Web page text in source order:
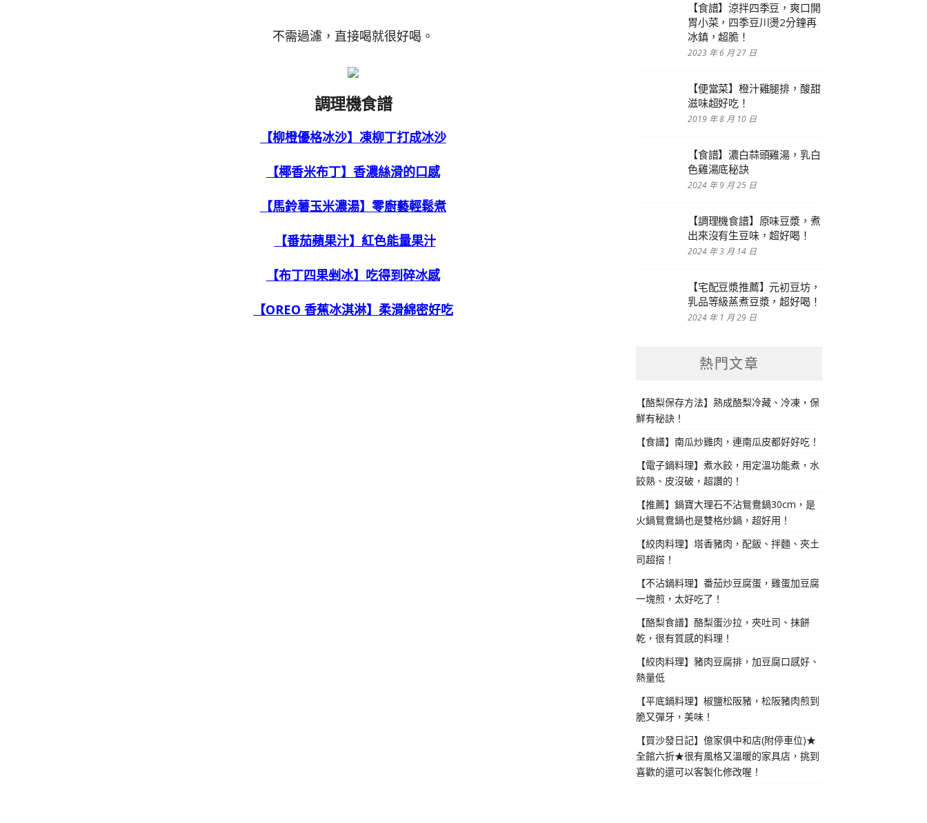
不需過濾，直接喝就很好喝。
調理機食譜
【柳橙優格冰沙】凍柳丁打成冰沙
【椰香米布丁】香濃絲滑的口感
【馬鈴薯玉米濃湯】零廚藝輕鬆煮
【番茄蘋果汁】紅色能量果汁
【布丁四果剉冰】吃得到碎冰感
【OREO 香蕉冰淇淋】柔滑綿密好吃
【食譜】涼拌四季豆，爽口開
胃小菜，四季豆川燙2分鐘再
冰鎮，超脆！
2023 年 6 月 27 日
【便當菜】橙汁雞腿排，酸甜
滋味超好吃！
2019 年 8 月 10 日
【食譜】濃白蒜頭雞湯，乳白
色雞湯底秘訣
2024 年 9 月 25 日
【調理機食譜】原味豆漿，煮
出來沒有生豆味，超好喝！
2024 年 3 月 14 日
【宅配豆漿推薦】元初豆坊，
乳品等級蒸煮豆漿，超好喝！
2024 年 1 月 29 日
熱門文章
【酪梨保存方法】熟成酪梨冷藏、冷凍，保
鮮有秘訣！
【食譜】南瓜炒雞肉，連南瓜皮都好好吃！
【電子鍋料理】煮水餃，用定溫功能煮，水
餃熟、皮沒破，超讚的！
【推薦】鍋寶大理石不沾鴛鴦鍋30cm，是
火鍋鴛鴦鍋也是雙格炒鍋，超好用！
【絞肉料理】塔香豬肉，配飯、拌麵、夾土
司超搭！
【不沾鍋料理】番茄炒豆腐蛋，雞蛋加豆腐
一塊煎，太好吃了！
【酪梨食譜】酪梨蛋沙拉，夾吐司、抹餅
乾，很有質感的料理！
【絞肉料理】豬肉豆腐排，加豆腐口感好、
熱量低
【平底鍋料理】椒鹽松阪豬，松阪豬肉煎到
脆又彈牙，美味！
【買沙發日記】億家俱中和店(附停車位)★
全館六折★很有風格又溫暖的家具店，挑到
喜歡的還可以客製化修改喔！